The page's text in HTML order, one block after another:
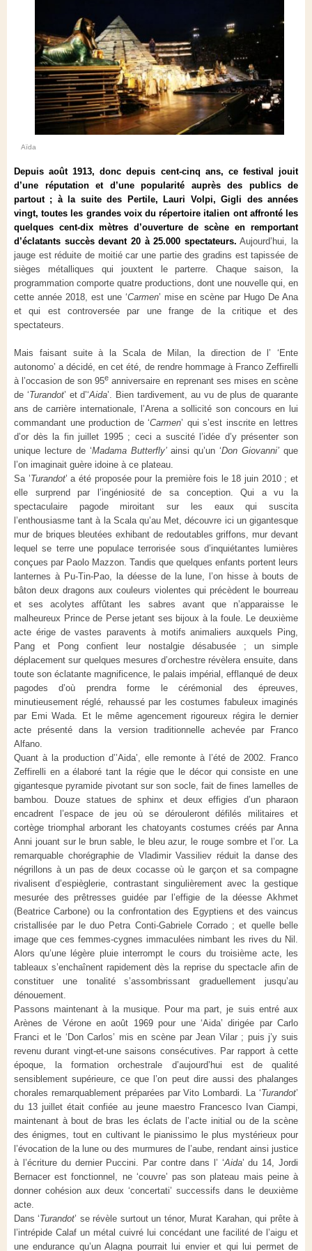
Aïda
Depuis août 1913, donc depuis cent-cinq ans, ce festival jouit
d’une réputation et d’une popularité auprès des publics de
partout ; à la suite des Pertile, Lauri Volpi, Gigli des années
vingt, toutes les grandes voix du répertoire italien ont affronté les
quelques cent-dix mètres d’ouverture de scène en remportant
d’éclatants succès devant 20 à 25.000 spectateurs. Aujourd’hui, la
jauge est réduite de moitié car une partie des gradins est tapissée de
sièges métalliques qui jouxtent le parterre. Chaque saison, la
programmation comporte quatre productions, dont une nouvelle qui, en
cette année 2018, est une ‘Carmen’ mise en scène par Hugo De Ana
et qui est controversée par une frange de la critique et des
spectateurs.
Mais faisant suite à la Scala de Milan, la direction de l’ ‘Ente
autonomo’ a décidé, en cet été, de rendre hommage à Franco Zeffirelli
à l’occasion de son 95e anniversaire en reprenant ses mises en scène
de ‘Turandot’ et d’‘Aida’. Bien tardivement, au vu de plus de quarante
ans de carrière internationale, l’Arena a sollicité son concours en lui
commandant une production de ‘Carmen’ qui s’est inscrite en lettres
d’or dès la fin juillet 1995 ; ceci a suscité l’idée d’y présenter son
unique lecture de ‘Madama Butterfly’ainsi qu’un ‘Don Giovanni’ que
l’on imaginait guère idoine à ce plateau.
Sa ’Turandot’ a été proposée pour la première fois le 18 juin 2010 ; et
elle surprend par l’ingéniosité de sa conception. Qui a vu la
spectaculaire pagode miroitant sur les eaux qui suscita
l’enthousiasme tant à la Scala qu’au Met, découvre ici un gigantesque
mur de briques bleutées exhibant de redoutables griffons, mur devant
lequel se terre une populace terrorisée sous d’inquiétantes lumières
conçues par Paolo Mazzon. Tandis que quelques enfants portent leurs
lanternes à Pu-Tin-Pao, la déesse de la lune, l’on hisse à bouts de
bâton deux dragons aux couleurs violentes qui précèdent le bourreau
et ses acolytes affûtant les sabres avant que n’apparaisse le
malheureux Prince de Perse jetant ses bijoux à la foule. Le deuxième
acte érige de vastes paravents à motifs animaliers auxquels Ping,
Pang et Pong confient leur nostalgie désabusée ; un simple
déplacement sur quelques mesures d’orchestre révèlera ensuite, dans
toute son éclatante magnificence, le palais impérial, efflanqué de deux
pagodes d’où prendra forme le cérémonial des épreuves,
minutieusement réglé, rehaussé par les costumes fabuleux imaginés
par Emi Wada. Et le même agencement rigoureux régira le dernier
acte présenté dans la version traditionnelle achevée par Franco
Alfano.
Quant à la production d’’Aida’, elle remonte à l’été de 2002. Franco
Zeffirelli en a élaboré tant la régie que le décor qui consiste en une
gigantesque pyramide pivotant sur son socle, fait de fines lamelles de
bambou. Douze statues de sphinx et deux effigies d’un pharaon
encadrent l’espace de jeu où se dérouleront défilés militaires et
cortège triomphal arborant les chatoyants costumes créés par Anna
Anni jouant sur le brun sable, le bleu azur, le rouge sombre et l’or. La
remarquable chorégraphie de Vladimir Vassiliev réduit la danse des
négrillons à un pas de deux cocasse où le garçon et sa compagne
rivalisent d’espièglerie, contrastant singulièrement avec la gestique
mesurée des prêtresses guidée par l’effigie de la déesse Akhmet
(Beatrice Carbone) ou la confrontation des Egyptiens et des vaincus
cristallisée par le duo Petra Conti-Gabriele Corrado ; et quelle belle
image que ces femmes-cygnes immaculées nimbant les rives du Nil.
Alors qu’une légère pluie interrompt le cours du troisième acte, les
tableaux s’enchaînent rapidement dès la reprise du spectacle afin de
constituer une tonalité s’assombrissant graduellement jusqu’au
dénouement.
Passons maintenant à la musique. Pour ma part, je suis entré aux
Arènes de Vérone en août 1969 pour une ‘Aida’ dirigée par Carlo
Franci et le ‘Don Carlos’ mis en scène par Jean Vilar ; puis j’y suis
revenu durant vingt-et-une saisons consécutives. Par rapport à cette
époque, la formation orchestrale d’aujourd’hui est de qualité
sensiblement supérieure, ce que l’on peut dire aussi des phalanges
chorales remarquablement préparées par Vito Lombardi. La ‘Turandot’
du 13 juillet était confiée au jeune maestro Francesco Ivan Ciampi,
maintenant à bout de bras les éclats de l’acte initial ou de la scène
des énigmes, tout en cultivant le pianissimo le plus mystérieux pour
l’évocation de la lune ou des murmures de l’aube, rendant ainsi justice
à l’écriture du dernier Puccini. Par contre dans l’ ‘Aida’ du 14, Jordi
Bernacer est fonctionnel, ne ‘couvre’ pas son plateau mais peine à
donner cohésion aux deux ‘concertati’ successifs dans le deuxième
acte.
Dans ‘Turandot’ se révèle surtout un ténor, Murat Karahan, qui prête à
l’intrépide Calaf un métal cuivré lui concédant une facilité de l’aigu et
une endurance qu’un Alagna pourrait lui envier et qui lui permet de